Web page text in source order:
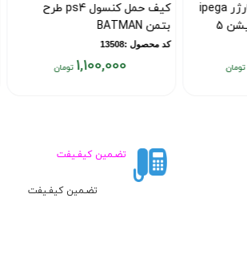
پایه خنک کننده و شارژر ipega
چند منظوره پلی استیشن 5
کیف حمل کنسول ps4 طرح
بتمن BATMAN
کد محصول :13508
1,100,000
تضـمین کیفـیفت
تضـمین کیفـیفت